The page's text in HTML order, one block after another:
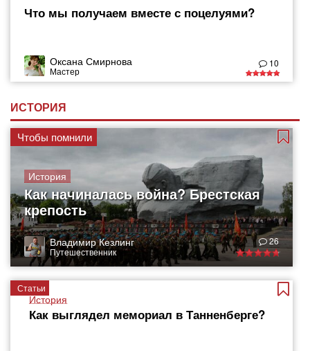
Что мы получаем вместе с поцелуями?
Оксана Смирнова
Мастер
10
ИСТОРИЯ
Чтобы помнили
История
Как начиналась война? Брестская
крепость
Владимир Кезлинг
Путешественник
26
Статьи
История
Как выглядел мемориал в Танненберге?